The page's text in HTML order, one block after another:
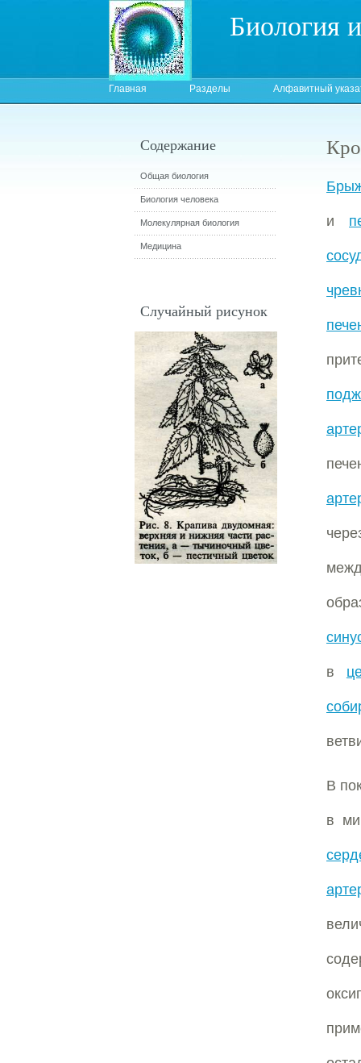
Биология
Главная Разделы Алфавитный
и
в
В
в
Содержание
Общая биология
Биология человека
Молекулярная биология
Медицина
Случайный рисунок